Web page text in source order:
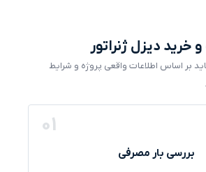
خرید دیزل ژنراتور
بر اساس اطلاعات واقعی پروژه و شرایط
01
بررسی بار مصرفی